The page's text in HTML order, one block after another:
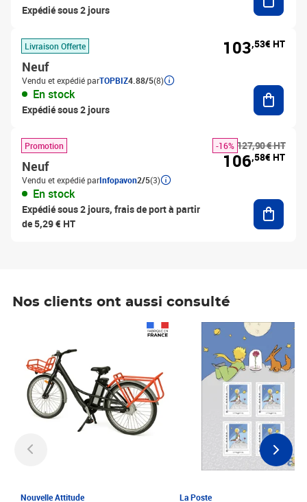
Expédié sous 2 jours
Livraison Offerte
Neuf
Vendu et expédié parTOPBIZ4.88/5(8)
En stock
Expédié sous 2 jours
103,53€ HT
Promotion
Neuf
Vendu et expédié parInfopavon2/5(3)
En stock
Expédié sous 2 jours, frais de port à partir
de 5,29 € HT
127,90 € HT
-16%
106,58€ HT
Nos clients ont aussi consulté
Nouvelle Attitude La Poste
Prix 6,25€ HT